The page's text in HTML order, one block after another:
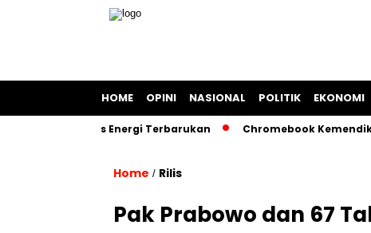
HOME OPINI NASIONAL POLITIK EKONOMI
Berbasis Energi Terbarukan Chromebook Kemendikbud
Home / Rilis
Pak Prabowo dan 67